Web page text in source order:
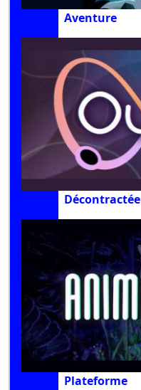
Aventure
Décontractée
Plateforme